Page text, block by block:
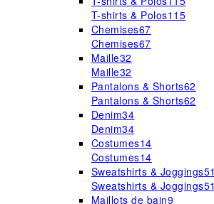
T-shirts & Polos115
Chemises67
Chemises67
Maille32
Maille32
Pantalons & Shorts62
Pantalons & Shorts62
Denim34
Denim34
Costumes14
Costumes14
Sweatshirts & Joggings51
Sweatshirts & Joggings51
Maillots de bain9